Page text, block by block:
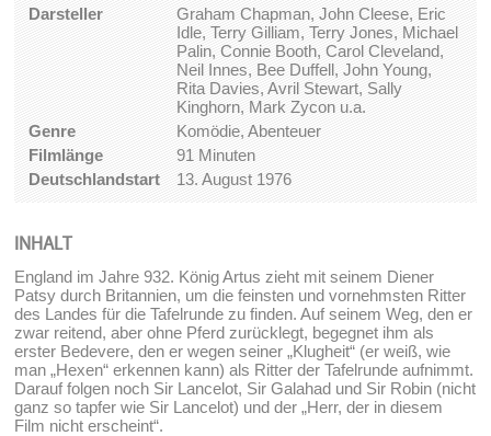
Darsteller
Graham Chapman, John Cleese, Eric
Idle, Terry Gilliam, Terry Jones, Michael
Palin, Connie Booth, Carol Cleveland,
Neil Innes, Bee Duffell, John Young,
Rita Davies, Avril Stewart, Sally
Kinghorn, Mark Zycon u.a.
Genre
Komödie, Abenteuer
Filmlänge
91 Minuten
Deutschlandstart
13. August 1976
INHALT
England im Jahre 932. König Artus zieht mit seinem Diener
Patsy durch Britannien, um die feinsten und vornehmsten Ritter
des Landes für die Tafelrunde zu finden. Auf seinem Weg, den er
zwar reitend, aber ohne Pferd zurücklegt, begegnet ihm als
erster Bedevere, den er wegen seiner „Klugheit“ (er weiß, wie
man „Hexen“ erkennen kann) als Ritter der Tafelrunde aufnimmt.
Darauf folgen noch Sir Lancelot, Sir Galahad und Sir Robin (nicht
ganz so tapfer wie Sir Lancelot) und der „Herr, der in diesem
Film nicht erscheint“.